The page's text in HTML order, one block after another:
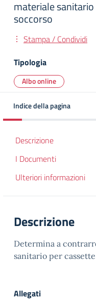
materiale
soccorso
Stampa / Condividi
Tipologia
Albo online
Indice della pagina
Descrizione
I Documenti
Ulteriori informazioni
Descrizione
Determina a
sanitario per
Allegati